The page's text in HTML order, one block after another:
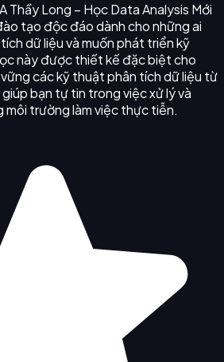
Thầy Long – Học Data Analysis Mới
tạo độc đáo dành cho những ai
dữ liệu và muốn phát triển kỹ
này được thiết kế đặc biệt cho
các kỹ thuật phân tích dữ liệu từ
bạn tự tin trong việc xử lý và
môi trường làm việc thực tiễn.